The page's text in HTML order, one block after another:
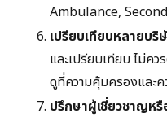
Ambulance,
เปรียบเทียบหลายบ
และเปรียบเทียบ ไม่คว
ดูที่ความคุ้มครองและ
ปรึกษาผู้เชี่ยวชาญห